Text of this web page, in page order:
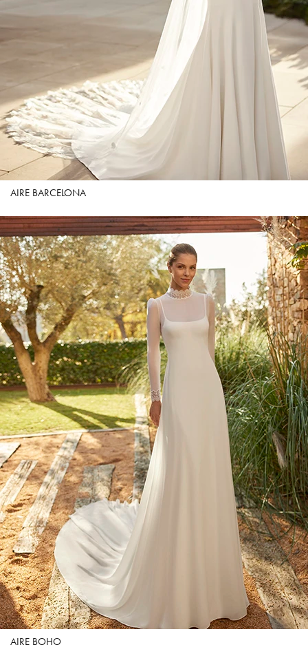
AIRE BARCELONA
AIRE BOHO